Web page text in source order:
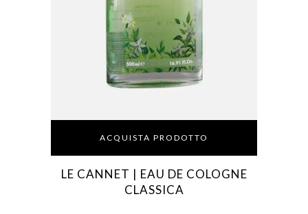
ACQUISTA PRODOTTO
LE CANNET | EAU DE COLOGNE
CLASSICA